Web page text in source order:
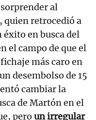
al
quien retrocedió a
éxito en busca del
el campo de que el
más caro en
desembolso de 15
cambiar la
de Martón en el
pero un irregular